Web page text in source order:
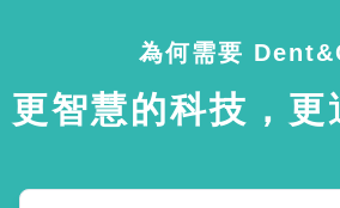
為何需要
更智慧的科技，更